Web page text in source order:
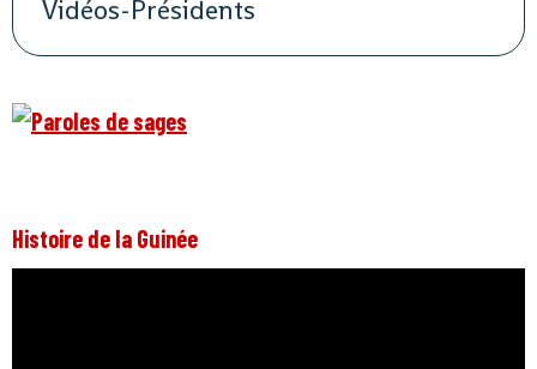
Vidéos-Présidents
Histoire de la Guinée